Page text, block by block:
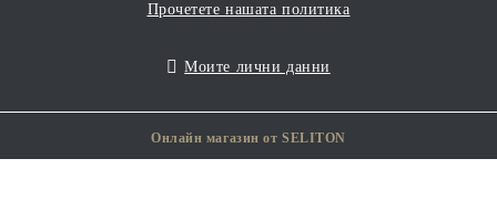
Прочетете нашата политика
Моите лични данни
Онлайн магазин от SELITON